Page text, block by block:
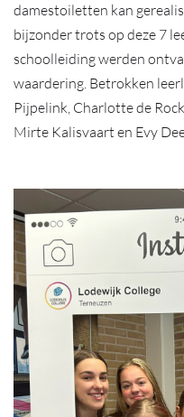
damestoiletten kan
bijzonder trots op deze 7
schoolleiding werden
waardering. Betrokken
Pijpelink, Charlotte de
Mirte Kalisvaart en Evy